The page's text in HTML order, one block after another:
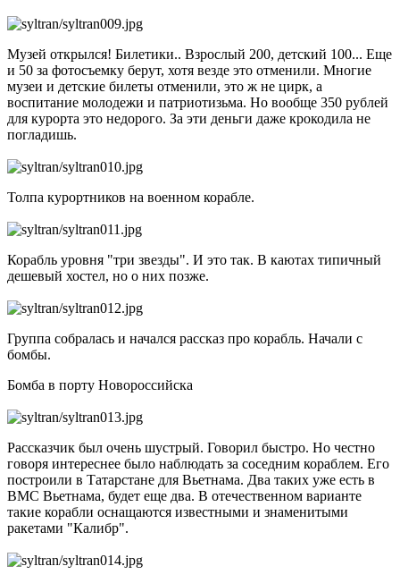
Музей открылся! Билетики.. Взрослый 200, детский 100... Еще
и 50 за фотосъемку берут, хотя везде это отменили. Многие
музеи и детские билеты отменили, это ж не цирк, а
воспитание молодежи и патриотизьма. Но вообще 350 рублей
для курорта это недорого. За эти деньги даже крокодила не
погладишь.
Толпа курортников на военном корабле.
Корабль уровня "три звезды". И это так. В каютах типичный
дешевый хостел, но о них позже.
Группа собралась и начался рассказ про корабль. Начали с
бомбы.
Бомба в порту Новороссийска
Рассказчик был очень шустрый. Говорил быстро. Но честно
говоря интереснее было наблюдать за соседним кораблем. Его
построили в Татарстане для Вьетнама. Два таких уже есть в
ВМС Вьетнама, будет еще два. В отечественном варианте
такие корабли оснащаются известными и знаменитыми
ракетами "Калибр".